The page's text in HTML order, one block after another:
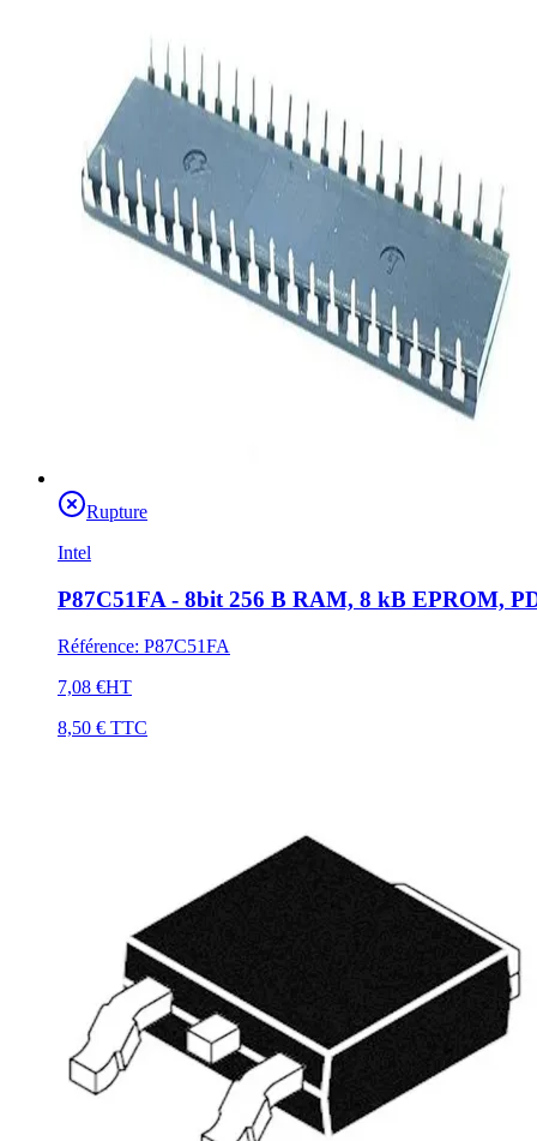
Rupture
Intel
P87C51FA - 8bit 256 B RAM, 8 kB EPROM,
Référence: P87C51FA
7,08 €HT
8,50 € TTC